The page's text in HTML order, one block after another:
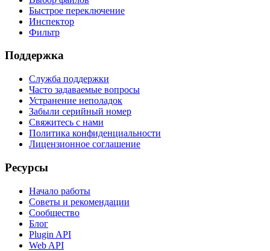
Быстрое переключение
Инспектор
Фильтр
Поддержка
Служба поддержки
Часто задаваемые вопросы
Устранение неполадок
Забыли серийный номер
Свяжитесь с нами
Политика конфиденциальности
Лицензионное соглашение
Ресурсы
Начало работы
Советы и рекомендации
Сообщество
Блог
Plugin API
Web API